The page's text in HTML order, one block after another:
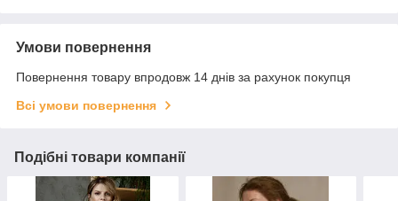
Умови повернення
Повернення товару впродовж 14 днів за рахунок покупця
Всі умови повернення
Подібні товари компанії